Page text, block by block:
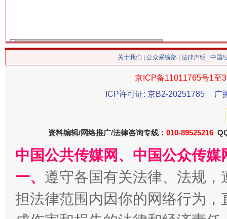
习近平的博鳌关键词
魏明亮
关于我们 公众采编部 法律声明 | 中国
京ICP备11011765号1至
ICP许可证: 京B2-20251785
广
资料编辑/网络推广/法律咨询专线： 010-89525216
中国公共传媒网、中国公众传
一、 遵守各国有关法律、法规
担法律范围内因你的网络行为